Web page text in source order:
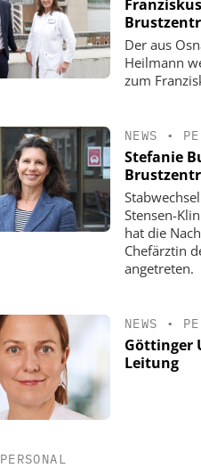
Der aus
Heilmann
zum
NEWS •
Stefanie
Stensen-
hat die
Chefärztin
angetreten.
NEWS •
Göttinger
Leitung
PERSONAL